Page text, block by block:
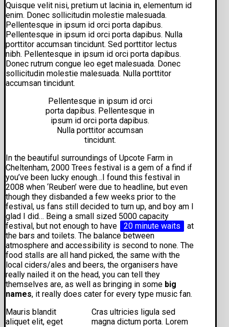
Quisque velit nisi, pretium ut lacinia in, elementum id
enim. Donec sollicitudin molestie malesuada.
Pellentesque in ipsum id orci porta dapibus.
Pellentesque in ipsum id orci porta dapibus. Nulla
porttitor accumsan tincidunt. Sed porttitor lectus
nibh. Pellentesque in ipsum id orci porta dapibus.
Donec rutrum congue leo eget malesuada. Donec
sollicitudin molestie malesuada. Nulla porttitor
accumsan tincidunt.
Pellentesque in ipsum id orci
porta dapibus. Pellentesque in
ipsum id orci porta dapibus.
Nulla porttitor accumsan
tincidunt.
In the beautiful surroundings of Upcote Farm in
Cheltenham, 2000 Trees festival is a gem of a find if
you’ve been lucky enough…I found this festival in
2008 when ‘Reuben’ were due to headline, but even
though they disbanded a few weeks prior to the
festival, us fans still decided to turn up, and boy am I
glad I did… Being a small sized 5000 capacity
festival, but not enough to have
20 minute waits
at
the bars and toilets. The balance between
atmosphere and accessibility is second to none. The
food stalls are all hand picked, the same with the
local ciders/ales and beers, the organisers have
really nailed it on the head, you can tell they
themselves are, as well as bringing in some big
names, it really does cater for every type music fan.
Mauris blandit
aliquet elit, eget
Cras ultricies ligula sed
magna dictum porta. Lorem